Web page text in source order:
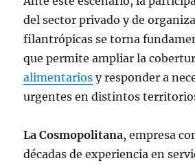
del sector privado y de
filantrópicas se torna
que permite ampliar la
alimentarios y responder a
urgentes en distintos
La Cosmopolitana, empresa
décadas de experiencia en